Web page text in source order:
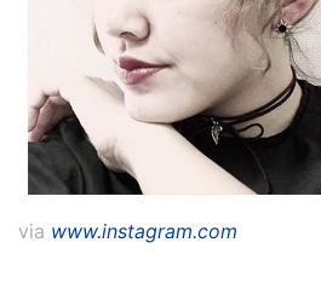
via www.instagram.com